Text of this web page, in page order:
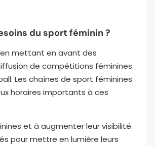
du sport féminin ?
mettant en avant des
de compétitions féminines
Les chaînes de sport féminines
horaires importants à ces
et à augmenter leur visibilité.
pour mettre en lumière leurs